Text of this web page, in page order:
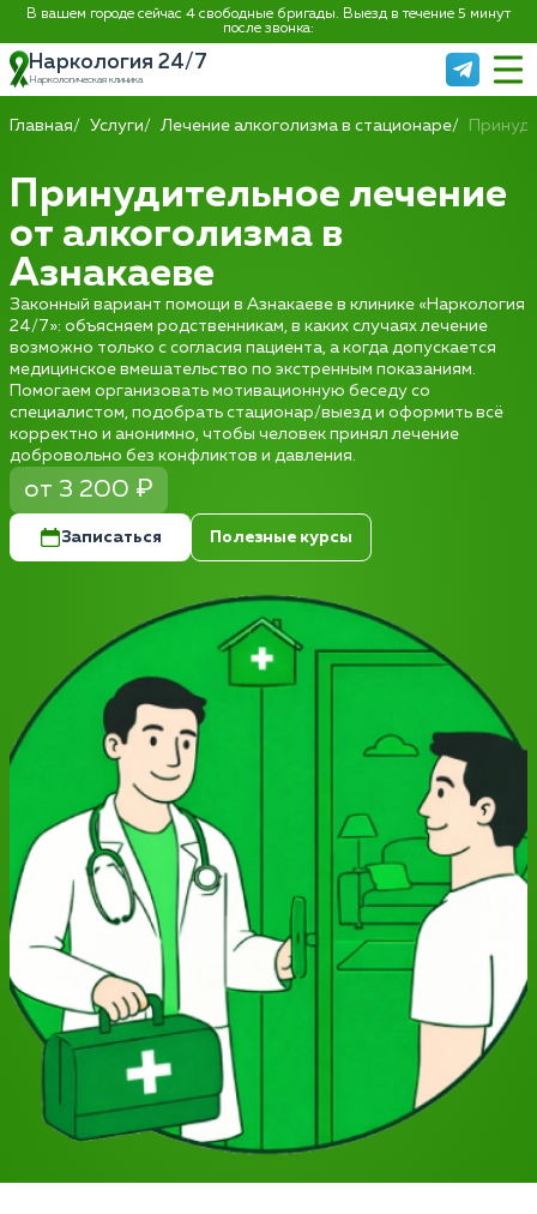
В вашем городе сейчас 4 свободные бригады. Выезд в течение 5 минут
после звонка:
Наркология 24/7
Наркологическая клиника
Главная Услуги Лечение алкоголизма в стационаре
Принудительное лечение
от алкоголизма в
Азнакаеве
Законный вариант помощи в Азнакаеве в клинике «Наркология
24/7»: объясняем родственникам, в каких случаях лечение
возможно только с согласия пациента, а когда допускается
медицинское вмешательство по экстренным показаниям.
Помогаем организовать мотивационную беседу со
специалистом, подобрать стационар/выезд и оформить всё
корректно и анонимно, чтобы человек принял лечение
добровольно без конфликтов и давления.
от 3 200 ₽
Записаться Полезные курсы